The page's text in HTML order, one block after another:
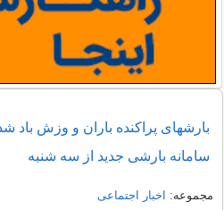
سامانه بارشی جدید از سه شنبه
مجموعه: اخبار اجتماعی